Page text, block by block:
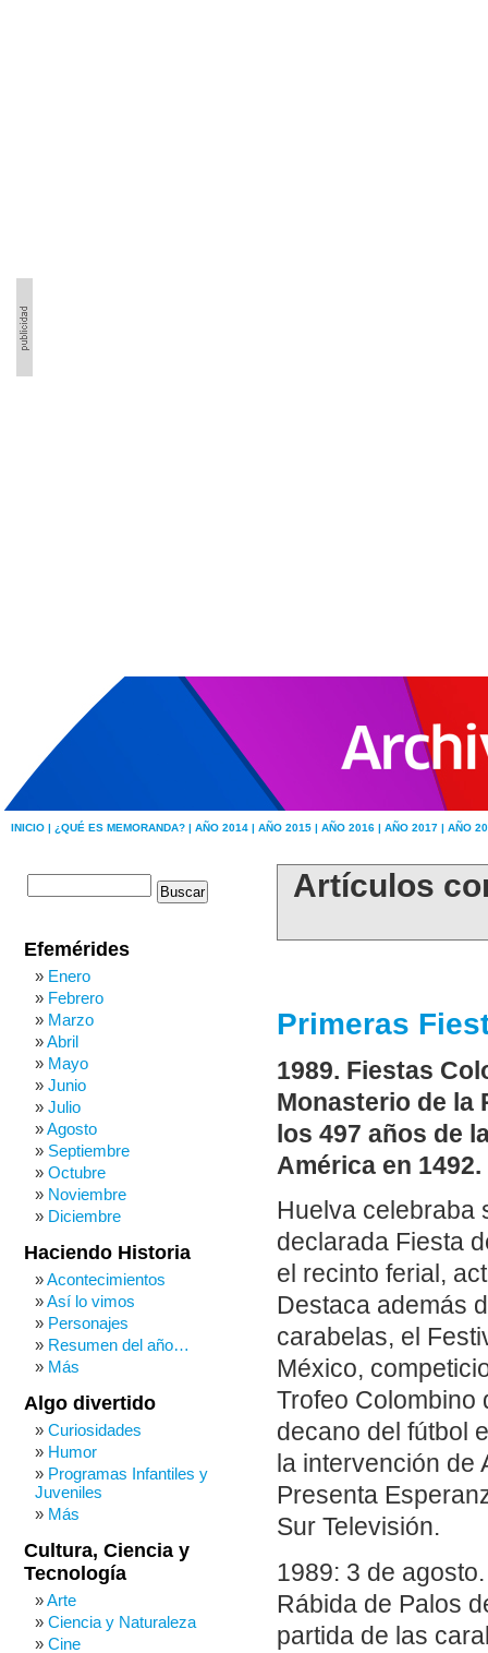
INICIO | ¿QUÉ ES MEMORANDA? | AÑO 2014 | AÑO 2015 | AÑO 2016 | AÑO 2017 | AÑO
Artículos
Primeras
1989. Fiestas
Monasterio de la
los 497 años de
América en 1492.
Huelva celebraba
declarada Fiesta
el recinto ferial,
Destaca además
carabelas, el
México,
Trofeo Colombino
decano del fútbol
la intervención
Presenta
Sur Televisión.
1989: 3 de
Rábida de Palos
partida de las
Efemérides
Enero
Febrero
Marzo
Abril
Mayo
Junio
Julio
Agosto
Septiembre
Octubre
Noviembre
Diciembre
Haciendo Historia
Acontecimientos
Así lo vimos
Personajes
Resumen del año…
Más
Algo divertido
Curiosidades
Humor
Programas Infantiles y
Juveniles
Más
Cultura, Ciencia y
Tecnología
Arte
Ciencia y Naturaleza
Cine